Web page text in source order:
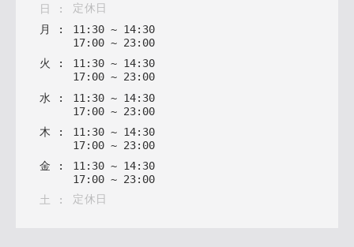
日 :
定休日
月
: 11: 30 ~ 14: 30
17: 00 ~ 23: 00
火
: 11: 30 ~ 14: 30
17: 00 ~ 23: 00
水 : 11 : 30 ~ 14: 30
17: 00 ~ 23: 00
木 : 11 : 30 ~ 14: 30
17: 00 ~ 23: 00
金 : 11 : 30 ~ 14: 30
17: 00 ~ 23: 00
土
: 定休日